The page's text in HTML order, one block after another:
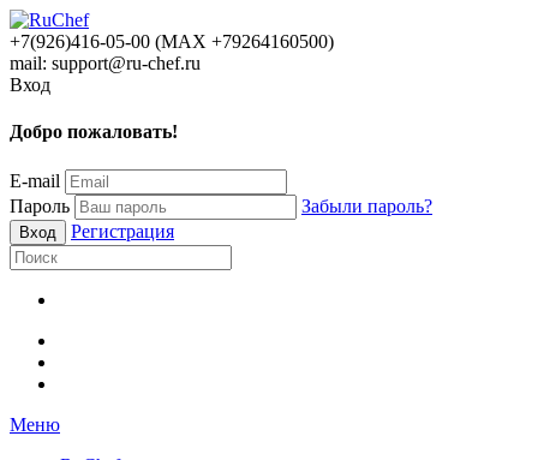
+7(926)416-05-00 (МАХ +79264160500)
mail: support@ru-chef.ru
Вход
Добро пожаловать!
E-mail
Пароль
Забыли пароль?
Регистрация
Меню